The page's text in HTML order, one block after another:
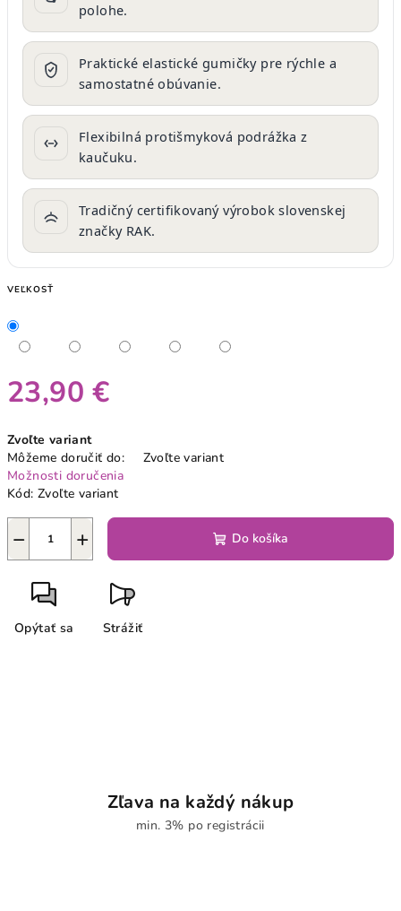
polohe.
Praktické elastické gumičky pre rýchle a
samostatné obúvanie.
Flexibilná protišmyková podrážka z
kaučuku.
Tradičný certifikovaný výrobok slovenskej
značky RAK.
VEĽKOSŤ
23,90 €
cena:
Zvoľte variant
Môžeme doručiť do:
Zvoľte variant
Možnosti doručenia
Kód: Zvoľte variant
+
− Do košíka
Opýtať sa Strážiť
Zľava na každý nákup
min. 3% po registrácii